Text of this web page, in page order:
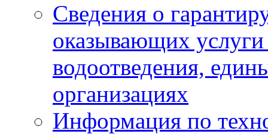
Сведения о
оказывающих
водоотведения,
организациях
Информация по